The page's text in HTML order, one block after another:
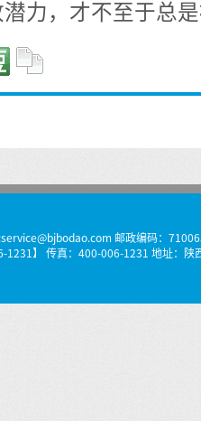
力，才不至于总是
邮政编码：
】 传真：400-006-1231 地址：陕